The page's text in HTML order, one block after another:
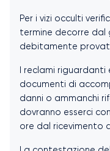
Per i vizi occulti
termine decorre dal
debitamente
I reclami
documenti di
danni o ammanchi
dovranno esserci
ore dal ricevimento